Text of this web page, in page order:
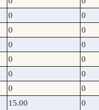
0 0
0 0
0 0
0 0
0 0
0 0
15.00 0